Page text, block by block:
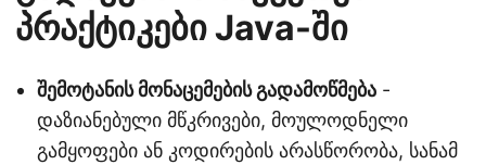
პრაქტიკები Java-ში
შემოტანის მონაცემების გადამოწმება -
დაზიანებული მწკრივები, მოულოდნელი
გამყოფები ან კოდირების არასწორობა, სანამ